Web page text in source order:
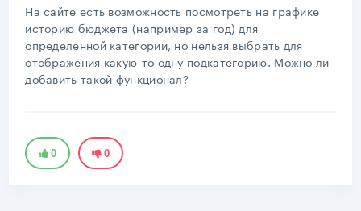
На сайте есть возможность посмотреть на графике
историю бюджета (например за год) для
определенной категории, но нельзя выбрать для
отображения какую-то одну подкатегорию. Можно ли
добавить такой функционал?
0 0